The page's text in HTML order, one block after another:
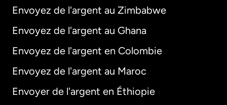
Envoyez de l'argent au Zimbabwe
Envoyez de l'argent au Ghana
Envoyez de l'argent en Colombie
Envoyez de l'argent au Maroc
Envoyer de l'argent en Éthiopie